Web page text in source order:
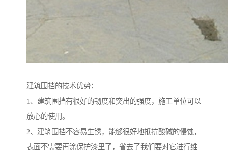
建筑围挡的技术优势：
1、建筑围挡有很好的韧度和突出的强度，施工单位可以
放心的使用。
2、建筑围挡不容易生锈，能够很好地抵抗酸碱的侵蚀，
表面不需要再涂保护漆里了，省去了我们要对它进行维